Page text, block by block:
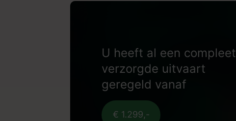
U heeft al een compleet
verzorgde uitvaart
geregeld vanaf
€ 1.299,-